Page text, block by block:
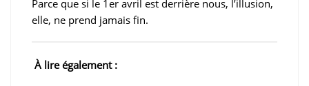
Parce que si le 1er avril est derrière nous, l’illusion,
elle, ne prend jamais fin.
À lire également :